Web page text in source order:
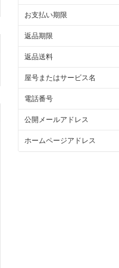
お支払い期限
返品期限
返品送料
屋号またはサービス名
電話番号
公開メールアドレス
ホームページアドレス